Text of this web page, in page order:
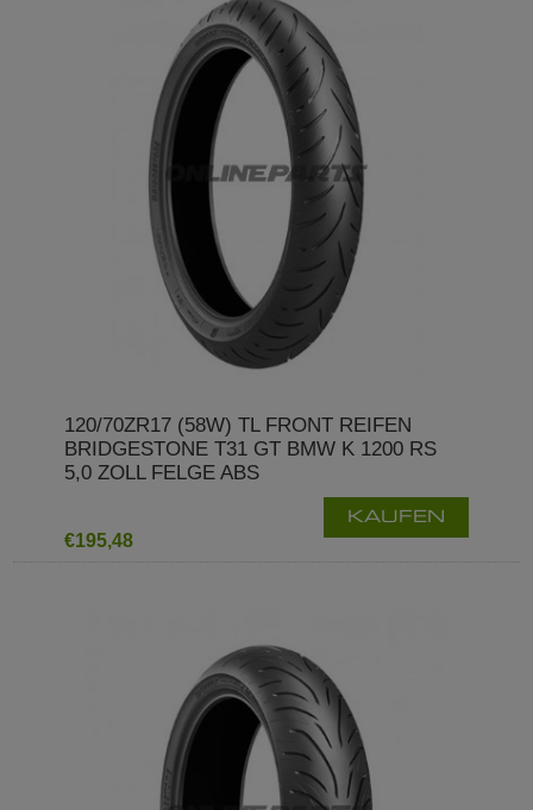
120/70ZR17 (58W) TL FRONT REIFEN
BRIDGESTONE T31 GT BMW K 1200 RS
5,0 ZOLL FELGE ABS
€195,48
KAUFEN